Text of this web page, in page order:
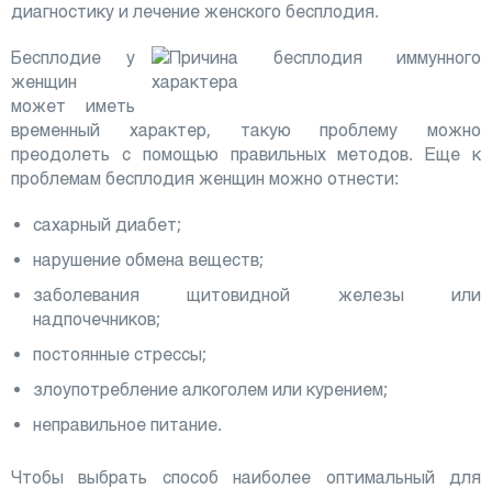
диагностику и лечение женского бесплодия.
Бесплодие у
женщин
может иметь
временный характер, такую проблему можно
преодолеть с помощью правильных методов. Еще к
проблемам бесплодия женщин можно отнести:
сахарный диабет;
нарушение обмена веществ;
заболевания щитовидной железы или
надпочечников;
постоянные стрессы;
злоупотребление алкоголем или курением;
неправильное питание.
Чтобы выбрать способ наиболее оптимальный для